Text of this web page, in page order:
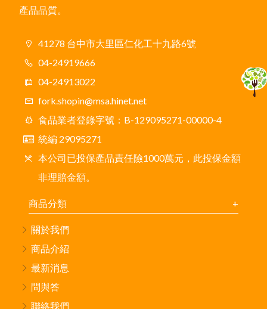
產品品質。
41278 台中市大里區仁化工十九路6號
04-24919666
04-24913022
fork.shopin@msa.hinet.net
食品業者登錄字號：B-129095271-00000-4
統編 29095271
本公司已投保產品責任險1000萬元，此投保金額
非理賠金額。
商品分類
關於我們
商品介紹
最新消息
問與答
聯絡我們